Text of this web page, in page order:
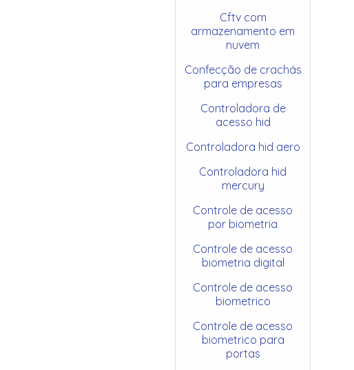
Cftv com
armazenamento em
nuvem
Confecção de crachás
para empresas
Controladora de
acesso hid
Controladora hid aero
Controladora hid
mercury
Controle de acesso
por biometria
Controle de acesso
biometria digital
Controle de acesso
biometrico
Controle de acesso
biometrico para
portas